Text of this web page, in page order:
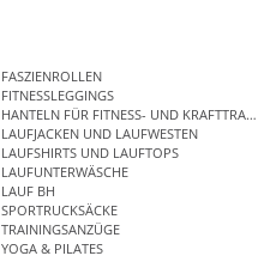
FASZIENROLLEN
FITNESSLEGGINGS
HANTELN FÜR FITNESS- UND
LAUFJACKEN UND LAUFWESTEN
LAUFSHIRTS UND LAUFTOPS
LAUFUNTERWÄSCHE
LAUF BH
SPORTRUCKSÄCKE
TRAININGSANZÜGE
YOGA & PILATES